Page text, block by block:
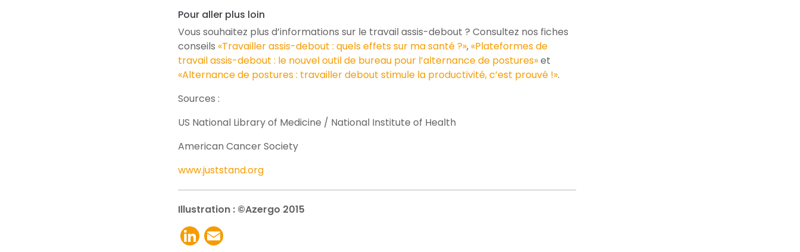
Pour aller plus loin
Vous souhaitez plus d’informations sur le travail assis-debout ? Consultez nos fiches
conseils «Travailler assis-debout : quels effets sur ma santé ?», «Plateformes de
travail assis-debout : le nouvel outil de bureau pour l’alternance de postures»et
«Alternance de postures : travailler debout stimule la productivité, c’est prouvé !».
Sources :
US National Library of Medicine / National Institute of Health
American Cancer Society
www.juststand.org
Illustration : ©Azergo 2015
LinkedIn
Email